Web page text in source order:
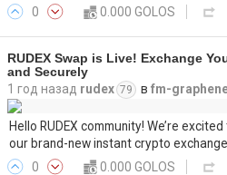
0
0.000 GOLOS
RUDEX Swap is Live! Exchange
and Securely
1 год назад rudex 79 в fm-
Hello RUDEX community! We’re
our brand-new instant crypto
0
0.000 GOLOS